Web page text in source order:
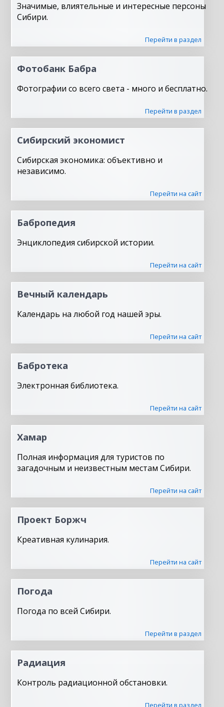
Значимые, влиятельные и интересные персоны
Сибири.
Перейти в раздел
Фотобанк Бабра
Фотографии со всего света - много и бесплатно.
Перейти в раздел
Сибирский экономист
Сибирская экономика: объективно и
независимо.
Перейти на сайт
Бабропедия
Энциклопедия сибирской истории.
Перейти на сайт
Вечный календарь
Календарь на любой год нашей эры.
Перейти на сайт
Бабротека
Электронная библиотека.
Перейти на сайт
Хамар
Полная информация для туристов по
загадочным и неизвестным местам Сибири.
Перейти на сайт
Проект Боржч
Креативная кулинария.
Перейти на сайт
Погода
Погода по всей Сибири.
Перейти в раздел
Радиация
Контроль радиационной обстановки.
Перейти в раздел